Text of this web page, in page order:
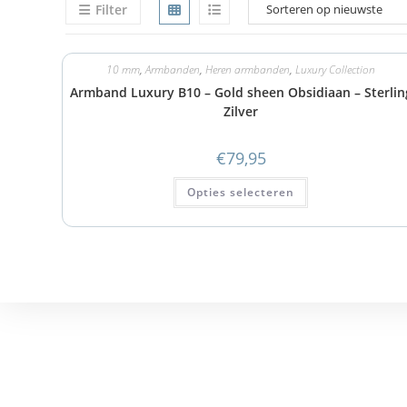
Filter
10 mm,Armbanden,Heren armbanden,Luxury Collection
Armband Luxury B10 – Gold sheen Obsidiaan –
Zilver
€79,95
Opties selecteren